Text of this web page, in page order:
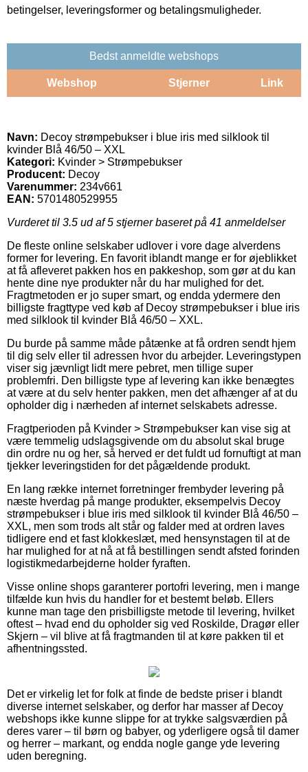
betingelser, leveringsformer og betalingsmuligheder.
Bedst anmeldte webshops
Webshop Stjerner Link
Navn: Decoy strømpebukser i blue iris med silklook til
kvinder Blå 46/50 – XXL
Kategori: Kvinder > Strømpebukser
Producent: Decoy
Varenummer: 234v661
EAN: 5701480529955
Vurderet til 3.5 ud af 5 stjerner baseret på 41 anmeldelser
De fleste online selskaber udlover i vore dage alverdens
former for levering. En favorit iblandt mange er for øjeblikket
at få afleveret pakken hos en pakkeshop, som gør at du kan
hente dine nye produkter når du har mulighed for det.
Fragtmetoden er jo super smart, og endda ydermere den
billigste fragttype ved køb af Decoy strømpebukser i blue iris
med silklook til kvinder Blå 46/50 – XXL.
Du burde på samme måde påtænke at få ordren sendt hjem
til dig selv eller til adressen hvor du arbejder. Leveringstypen
viser sig jævnligt lidt mere pebret, men tillige super
problemfri. Den billigste type af levering kan ikke benægtes
at være at du selv henter pakken, men det afhænger af at du
opholder dig i nærheden af internet selskabets adresse.
Fragtperioden på Kvinder > Strømpebukser kan vise sig at
være temmelig udslagsgivende om du absolut skal bruge
din ordre nu og her, så herved er det fuldt ud fornuftigt at man
tjekker leveringstiden for det pågældende produkt.
En lang række internet forretninger frembyder levering på
næste hverdag på mange produkter, eksempelvis Decoy
strømpebukser i blue iris med silklook til kvinder Blå 46/50 –
XXL, men som trods alt står og falder med at ordren laves
tidligere end et fast klokkeslæt, med hensynstagen til at de
har mulighed for at nå at få bestillingen sendt afsted forinden
logistikmedarbejderne holder fyraften.
Visse online shops garanterer portofri levering, men i mange
tilfælde kun hvis du handler for et bestemt beløb. Ellers
kunne man tage den prisbilligste metode til levering, hvilket
oftest – hvad end du opholder sig ved Roskilde, Dragør eller
Skjern – vil blive at få fragtmanden til at køre pakken til et
afhentningssted.
Det er virkelig let for folk at finde de bedste priser i blandt
diverse internet selskaber, og derfor har masser af Decoy
webshops ikke kunne slippe for at trykke salgsværdien på
deres varer – til børn og babyer, og yderligere også til damer
og herrer – markant, og endda nogle gange yde levering
uden beregning.